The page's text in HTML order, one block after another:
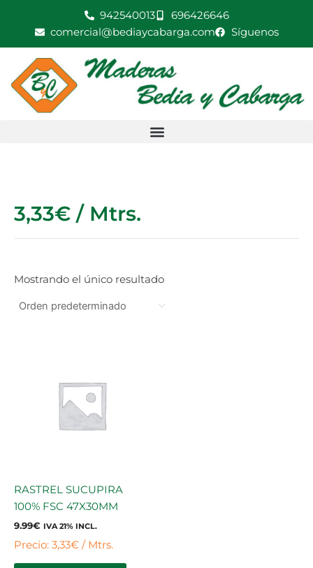
942540013
696426646
comercial@bediaycabarga.com
Síguenos
3,33€ / Mtrs.
Mostrando el único resultado
RASTREL SUCUPIRA
100% FSC 47X30MM
9.99€ IVA 21% INCL.
Precio: 3,33€ / Mtrs.